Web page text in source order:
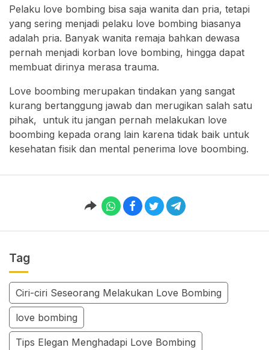
Pelaku love bombing bisa saja wanita dan pria, tetapi
yang sering menjadi pelaku love bombing biasanya
adalah pria. Banyak wanita remaja bahkan dewasa
pernah menjadi korban love bombing, hingga dapat
membuat dirinya merasa trauma.
Love boombing merupakan tindakan yang sangat
kurang bertanggung jawab dan merugikan salah satu
pihak, untuk itu jangan pernah melakukan love
boombing kepada orang lain karena tidak baik untuk
kesehatan fisik dan mental penerima love boombing.
Tag
Ciri-ciri Seseorang Melakukan Love Bombing
love bombing
Tips Elegan Menghadapi Love Bombing